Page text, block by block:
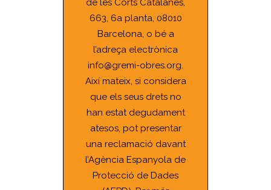
663, 6a planta, 08010
Barcelona, o bé a
l’adreça electrònica
info@gremi-obres.org.
Així mateix, si considera
que els seus drets no
han estat degudament
atesos, pot presentar
una reclamació davant
l’Agència Espanyola de
Protecció de Dades